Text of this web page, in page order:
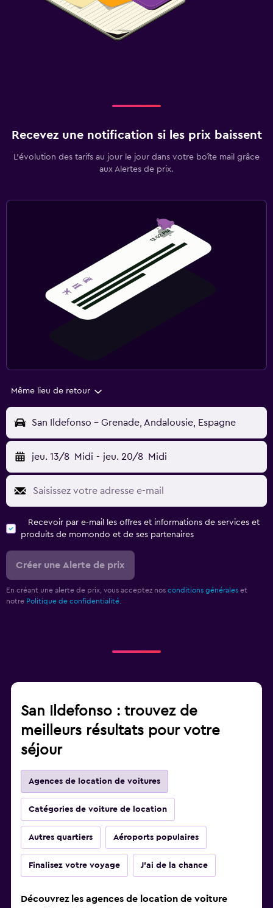
Recevez une notification si les prix baissent
L’évolution des tarifs au jour le jour dans votre boîte mail grâce
aux Alertes de prix.
Même lieu de retour
San Ildefonso - Grenade, Andalousie, Espagne
jeu. 13/8 Midi - jeu. 20/8 Midi
Recevoir par e-mail les offres et informations de services et
produits de momondo et de ses partenaires
Créer une Alerte de prix
En créant une alerte de prix, vous acceptez nos conditions générales et
notre Politique de confidentialité.
San Ildefonso : trouvez de
meilleurs résultats pour votre
séjour
Agences de location de voitures
Catégories de voiture de location
Autres quartiers Aéroports populaires
Finalisez votre voyage J'ai de la chance
Découvrez les agences de location de voiture